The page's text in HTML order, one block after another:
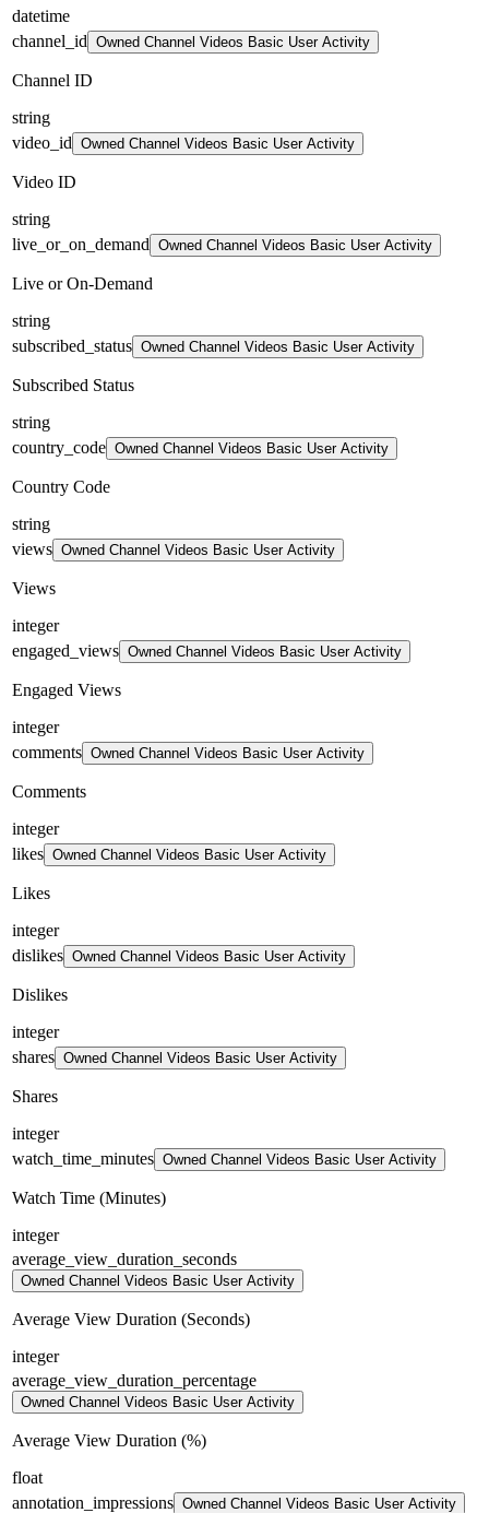
datetime
channel_id Owned Channel Videos Basic User Activity
Channel ID
string
video_id Owned Channel Videos Basic User Activity
Video ID
string
live_or_on_demand Owned Channel Videos Basic User Activity
Live or On-Demand
string
subscribed_status Owned Channel Videos Basic User Activity
Subscribed Status
string
country_code Owned Channel Videos Basic User Activity
Country Code
string
views Owned Channel Videos Basic User Activity
Views
integer
engaged_views Owned Channel Videos Basic User Activity
Engaged Views
integer
comments Owned Channel Videos Basic User Activity
Comments
integer
likes Owned Channel Videos Basic User Activity
Likes
integer
dislikes Owned Channel Videos Basic User Activity
Dislikes
integer
shares Owned Channel Videos Basic User Activity
Shares
integer
watch_time_minutes Owned Channel Videos Basic User Activity
Watch Time (Minutes)
integer
average_view_duration_seconds
Owned Channel Videos Basic User Activity
Average View Duration (Seconds)
integer
average_view_duration_percentage
Owned Channel Videos Basic User Activity
Average View Duration (%)
float
annotation_impressions Owned Channel Videos Basic User Activity